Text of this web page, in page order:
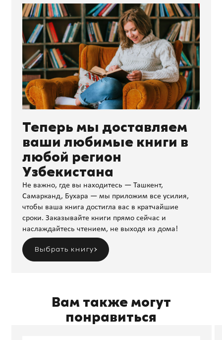
Теперь мы доставляем
ваши любимые книги в
любой регион
Узбекистана
Не важно, где вы находитесь — Ташкент,
Самарканд, Бухара — мы приложим все усилия,
чтобы ваша книга достигла вас в кратчайшие
сроки. Заказывайте книги прямо сейчас и
наслаждайтесь чтением, не выходя из дома!
Выбрать книгу
Вам также могут
понравиться